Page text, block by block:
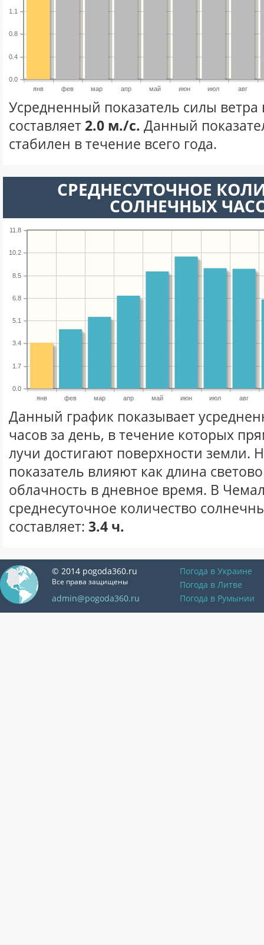
янв фев мар апр май июн июл авг
0.0
0.4
0.8
1.1
Усредненный показатель силы ветра
составляет 2.0 м./с. Данный
стабилен в течение всего года.
СРЕДНЕСУТОЧНОЕ
СОЛНЕЧНЫХ
янв фев мар апр май июн июл авг
0.0
1.7
3.4
5.1
6.8
8.5
10.2
11.8
Данный график показывает
часов за день, в течение которых
лучи достигают поверхности земли.
показатель влияют как длина
облачность в дневное время. В
среднесуточное количество
составляет: 3.4 ч.
© 2014 pogoda360.ru
Все права защищены
admin@pogoda360.ru
Погода в Украине
Погода в Литве
Погода в Румынии